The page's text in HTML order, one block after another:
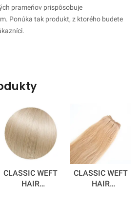
prameňov prispôsobuje
Ponúka tak produkt, z ktorého budete
CLASSIC WEFT
HAIR
CLASSIC WEFT
HAIR